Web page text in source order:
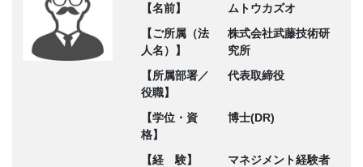
【名前】
ムトウカズオ
【ご所属（法
人名）】
株式会社武藤技術研
究所
【所属部署／
役職】
代表取締役
【学位・資
格】
博士(DR)
【経 験】
マネジメント経験者